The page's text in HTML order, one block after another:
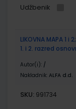
Udžbenik
LIKOVNA MAPA
1. i 2. razred
Autor(i): /
Nakladnik: ALFA d.d.
SKU: 991734